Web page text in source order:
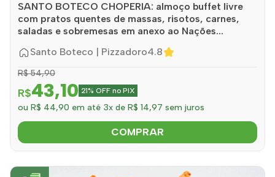
SANTO BOTECO CHOPERIA: almoço buffet livre
com pratos quentes de massas, risotos, carnes,
saladas e sobremesas em anexo ao Nações...
Santo Boteco | Pizzadoro4.8
R$ 54,90
R$43,10 21% OFF no PIX
ou R$ 44,90 em até 3x de R$ 14,97 sem juros
COMPRAR